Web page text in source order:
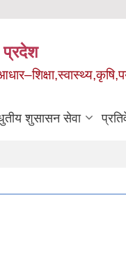
प्रदेश
शुसासन सेवा